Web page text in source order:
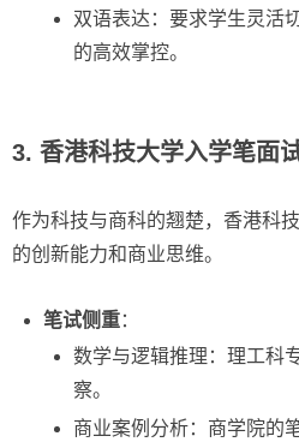
双语表达：要求学生灵活
的高效掌控。
3. 香港科技大学入学笔面
作为科技与商科的翘楚，香港科
的创新能力和商业思维。
笔试侧重：
数学与逻辑推理：理工科
察。
商业案例分析：商学院的